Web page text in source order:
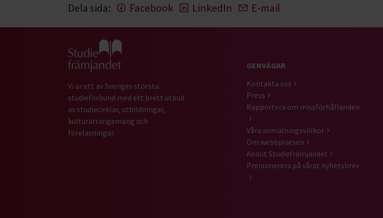
Dela sida: Facebook LinkedIn E-mail
Gå till studiefrämjandets startsida
Vi är ett av Sveriges största
studieförbund med ett brett utbud
av studiecirklar, utbildningar,
kulturarrangemang och
föreläsningar.
GENVÄGAR
Kontakta oss
Press
Rapportera om missförhållanden
Våra anmälningsvillkor
Om webbplatsen
About Studiefrämjandet
Prenumerera på vårat nyhetsbrev